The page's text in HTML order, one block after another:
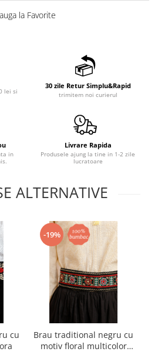
la Favorite
lei si
30 zile Retur Simplu&Rapid
trimitem noi curierul
in
Livrare Rapida
Produsele ajung la tine in 1-2 zile
lucratoare
ALTERNATIVE
cu
-19%
Brau traditional negru cu
motiv floral multicolor